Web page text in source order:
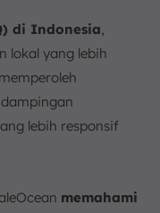
di Indonesia
lokal yang lebih
lebih responsif
memahami